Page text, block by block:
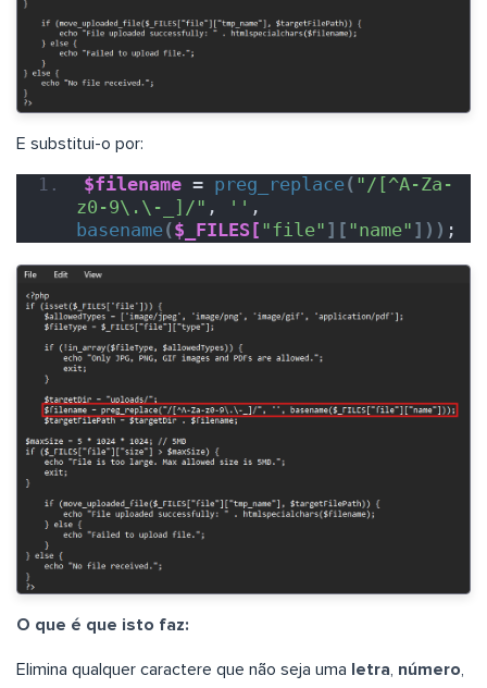
E substitui-o por:
$filename = preg_replace( "/[^A-Za-
z0-9\.\-_]/" , ''
basename($_FILES[ "file" ][ "name" ])) ;
O que é que isto faz:
Elimina qualquer caractere que não seja uma letra, número,